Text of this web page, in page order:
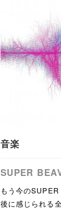
音楽
SUPER
もう今の
後に感じられる